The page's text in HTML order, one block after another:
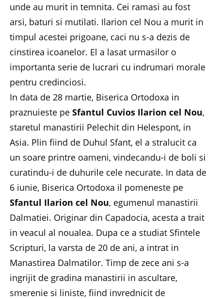
unde au murit in temnita. Cei ramasi au fost
arsi, baturi si mutilati. Ilarion cel Nou a murit in
timpul acestei prigoane, caci nu s-a dezis de
cinstirea icoanelor. El a lasat urmasilor o
importanta serie de lucrari cu indrumari morale
pentru credinciosi.
In data de 28 martie, Biserica Ortodoxa in
praznuieste pe Sfantul Cuvios Ilarion cel Nou,
staretul manastirii Pelechit din Helespont, in
Asia. Plin fiind de Duhul Sfant, el a stralucit ca
un soare printre oameni, vindecandu-i de boli si
curatindu-i de duhurile cele necurate. In data de
6 iunie, Biserica Ortodoxa il pomeneste pe
Sfantul Ilarion cel Nou, egumenul manastirii
Dalmatiei. Originar din Capadocia, acesta a trait
in veacul al noualea. Dupa ce a studiat Sfintele
Scripturi, la varsta de 20 de ani, a intrat in
Manastirea Dalmatilor. Timp de zece ani s-a
ingrijit de gradina manastirii in ascultare,
smerenie si liniste, fiind invrednicit de